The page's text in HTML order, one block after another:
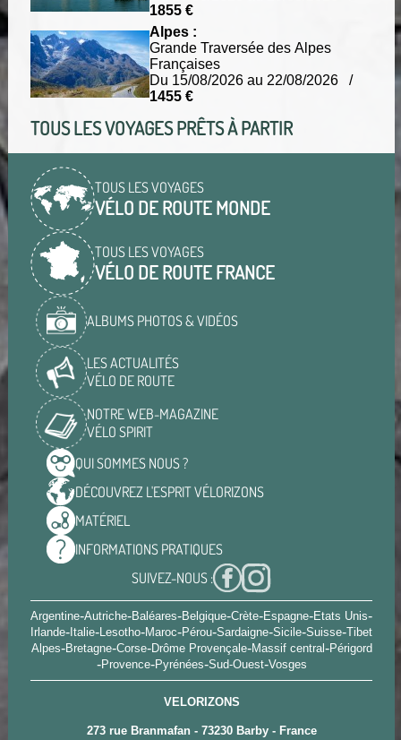
1855 €
Alpes :
Grande Traversée des Alpes
Françaises
Du 15/08/2026 au 22/08/2026 /
1455 €
TOUS LES VOYAGES PRÊTS À PARTIR
TOUS LES VOYAGES
VÉLO DE ROUTE MONDE
TOUS LES VOYAGES
VÉLO DE ROUTE FRANCE
ALBUMS PHOTOS & VIDÉOS
LES ACTUALITÉS
VÉLO DE ROUTE
NOTRE WEB-MAGAZINE
VÉLO SPIRIT
QUI SOMMES NOUS ?
DÉCOUVREZ L'ESPRITVÉLORIZONS
MATÉRIEL
INFORMATIONS PRATIQUES
SUIVEZ-NOUS :
Argentine-Autriche-Baléares-Belgique-Crète-Espagne-Etats Unis-
Irlande- Italie-Lesotho-Maroc-Pérou-Sardaigne-Sicile-Suisse-Tibet
Alpes-Bretagne-Corse-Drôme Provençale-Massif central-Périgord
-Provence-Pyrénées-Sud-Ouest-Vosges
VELORIZONS
273 rue Branmafan - 73230 Barby - France